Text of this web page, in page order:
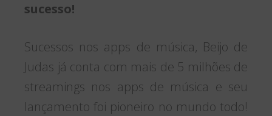
sucesso!
Sucessos nos apps de música, Beijo de
Judas já conta com mais de 5 milhões de
streamings nos apps de música e seu
lançamento foi pioneiro no mundo todo!